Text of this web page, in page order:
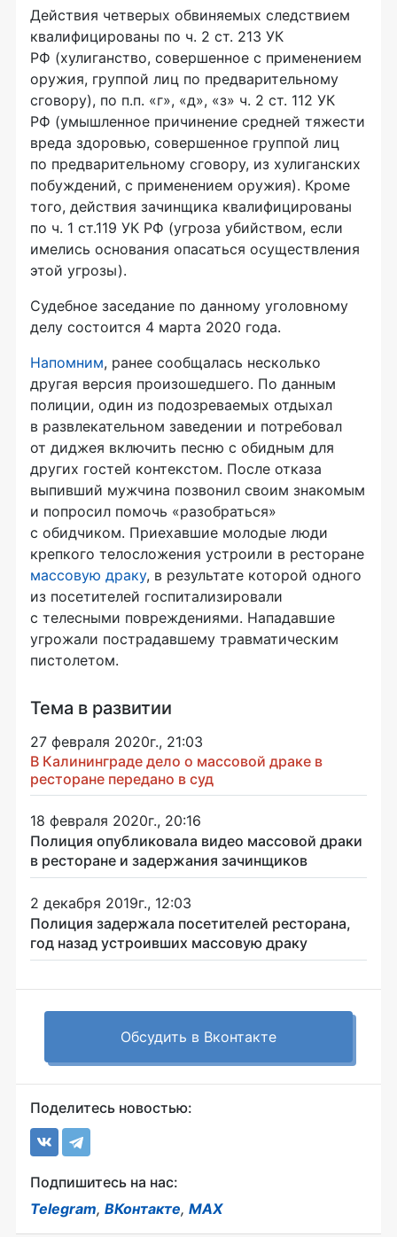
Действия четверых обвиняемых следствием
квалифицированы по ч. 2 ст. 213 УК
РФ (хулиганство, совершенное с применением
оружия, группой лиц по предварительному
сговору), по п.п. «г», «д», «з» ч. 2 ст. 112 УК
РФ (умышленное причинение средней тяжести
вреда здоровью, совершенное группой лиц
по предварительному сговору, из хулиганских
побуждений, с применением оружия). Кроме
того, действия зачинщика квалифицированы
по ч. 1 ст.119 УК РФ (угроза убийством, если
имелись основания опасаться осуществления
этой угрозы).
Судебное заседание по данному уголовному
делу состоится 4 марта 2020 года.
Напомним, ранее сообщалась несколько
другая версия произошедшего. По данным
полиции, один из подозреваемых отдыхал
в развлекательном заведении и потребовал
от диджея включить песню с обидным для
других гостей контекстом. После отказа
выпивший мужчина позвонил своим знакомым
и попросил помочь «разобраться»
с обидчиком. Приехавшие молодые люди
крепкого телосложения устроили в ресторане
массовую драку, в результате которой одного
из посетителей госпитализировали
с телесными повреждениями. Нападавшие
угрожали пострадавшему травматическим
пистолетом.
Тема в развитии
27 февраля 2020г., 21:03
В Калининграде дело о массовой драке в
ресторане передано в суд
18 февраля 2020г., 20:16
Полиция опубликовала видео массовой драки
в ресторане и задержания зачинщиков
2 декабря 2019г., 12:03
Полиция задержала посетителей ресторана,
год назад устроивших массовую драку
Обсудить в Вконтакте
Поделитесь новостью:
Подпишитесь на нас:
Telegram, ВКонтакте, MAX